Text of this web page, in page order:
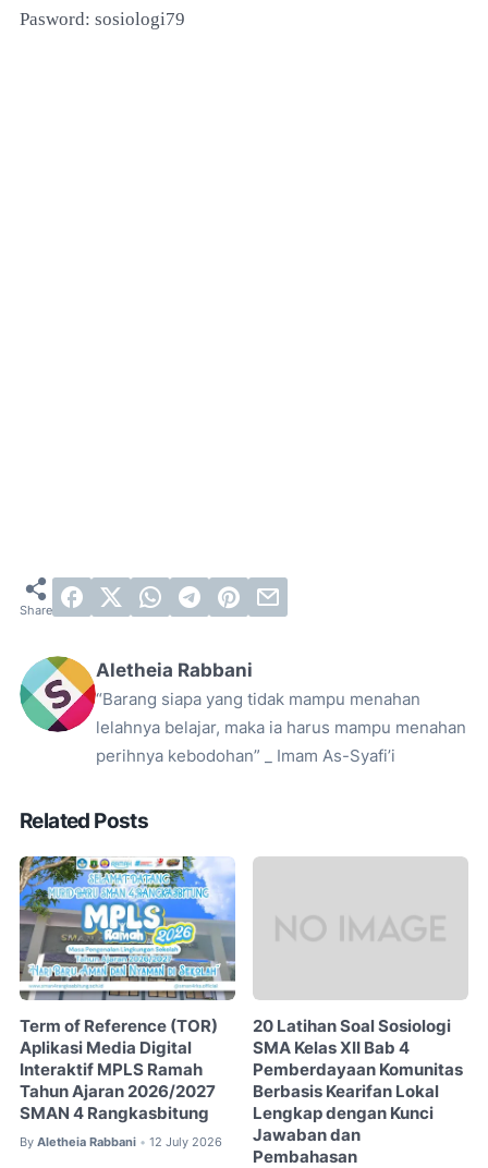
Pasword: sosiologi79
Aletheia Rabbani
“Barang siapa yang tidak mampu menahan
lelahnya belajar, maka ia harus mampu menahan
perihnya kebodohan” _ Imam As-Syafi’i
Related Posts
Term of Reference (TOR)
Aplikasi Media Digital
Interaktif MPLS Ramah
Tahun Ajaran 2026/2027
SMAN 4 Rangkasbitung
By Aletheia Rabbani • 12 July 2026
20 Latihan Soal Sosiologi
SMA Kelas XII Bab 4
Pemberdayaan Komunitas
Berbasis Kearifan Lokal
Lengkap dengan Kunci
Jawaban dan
Pembahasan